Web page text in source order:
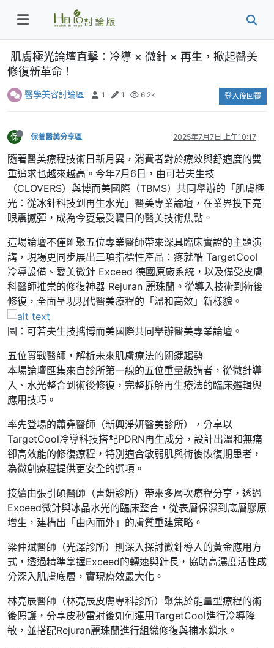
肌膚極光論壇直擊：冷導 × 微針 × 再生，掀起醫美
修復新革命！
醫學美容討論區 1 1 6.2k 登入後回覆
保 保養醫美分享區 2025年7月7日 上午10:17
隨著醫美療程技術日新月異，消費者對於療效與舒適度的雙
重追求也越來越高。今年7月6日，由可若夫生技
（CLOVERS）與博而美國際（TBMS）共同舉辦的「肌膚極
光：從冰針科技到再生水光」醫美專業論壇，在業界投下亮
眼震撼彈，成為今夏最受矚目的醫美技術焦點。
這場論壇不僅匯聚五位專業醫師帶來深具臨床實證的主題演
講，現場更同步展出三項指標性產品：疼就酷 TargetCool
冷導設備、愛美微針 Exceed 德國原廠系統，以及備受皮膚
科醫師推崇的修復神器 Rejuran 麗珠蘭。從導入技術到術後
修復，全面呈現現代醫美療程的「溫和高效」新樣貌。
圖：可若夫生技攜博而美國際共同舉辦醫美專業論壇。
五位實戰醫師，解析未來肌膚療法的關鍵趨勢
本場論壇匯集來自診所第一線的五位重量級講者，從微針導
入、水光整合到術後修復，完整拆解再生療法的臨床邏輯與
應用技巧。
率先登場的蕭堯醫師（新興淨妍醫美診所），分享以
TargetCool冷導科技搭配PDRN再生成分，設計出溫和無痛
卻高效能的修復療程，特別適合敏弱肌與術後恢復期患者，
為微創療程提供更安全的選項。
接續由張引碩醫師（書妍診所）帶來多層次療程分享，透過
Exceed微針與冰晶水光的臨床整合，從表層保濕到底層膠原
增生，建構出「由內而外」的膚質重建策略。
梁仲斌醫師（光澤診所）則深入探討微針導入的黃金應用方
式，透過精準掌握Exceed的轉速與針長，協助高濃度活性成
分深入肌膚底層，實現療效最大化。
林亮辰醫師（林亮辰皮膚專科診所）聚焦於能量型療程的術
後照護，分享皮秒雷射後如何運用TargetCool進行冷導降
敏，並搭配Rejuran麗珠蘭進行組織修復與補水鎖水。